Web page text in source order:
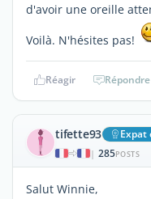
d'avoir une oreille
Voilà. N'hésites pas!
Réagir Répondre
tifette93 Expat
| 285POSTS
Salut Winnie,